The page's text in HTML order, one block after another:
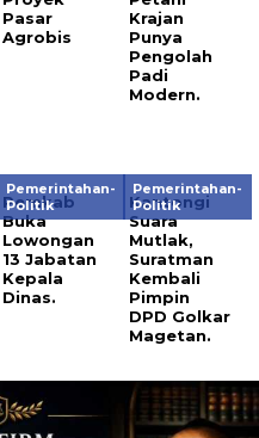
Pasar
Agrobis
Krajan
Punya
Pengolah
Padi
Modern.
Pemerintahan-
Politik
Pemkab
Buka
Lowongan
13 Jabatan
Kepala
Dinas.
Pemerintahan-
Politik
Kantongi
Suara
Mutlak,
Suratman
Kembali
Pimpin
DPD Golkar
Magetan.